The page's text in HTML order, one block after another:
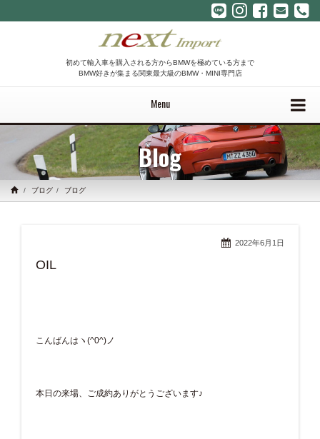
初めて輸入車を購入される方からBMWを極めている方まで
BMW好きが集まる関東最大級のBMW・MINI専門店
Menu
Blog
ブログ ブログ
2022年6月1日
OIL
こんばんはヽ(^0^)ノ
本日の来場、ご成約ありがとうございます♪